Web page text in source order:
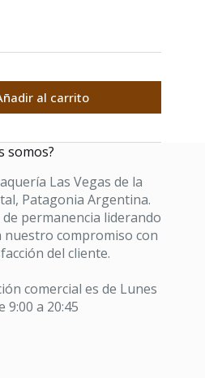
al carrito
somos?
Las Vegas de la
Patagonia Argentina.
permanencia liderando
nuestro compromiso con
del cliente.
comercial es de Lunes
9:00 a 20:45